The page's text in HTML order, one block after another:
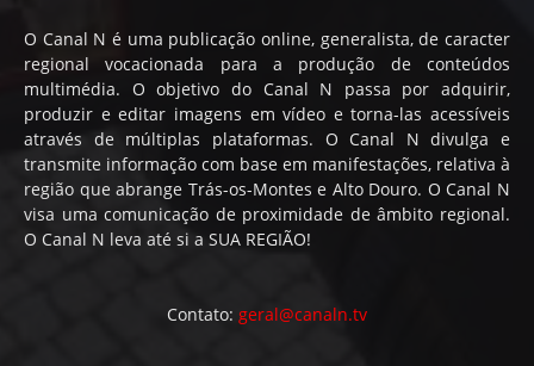
O Canal N é uma publicação online, generalista, de caracter
regional vocacionada para a produção de conteúdos
multimédia. O objetivo do Canal N passa por adquirir,
produzir e editar imagens em vídeo e torna-las acessíveis
através de múltiplas plataformas. O Canal N divulga e
transmite informação com base em manifestações, relativa à
região que abrange Trás-os-Montes e Alto Douro. O Canal N
visa uma comunicação de proximidade de âmbito regional.
O Canal N leva até si a SUA REGIÃO!
Contato: geral@canaln.tv